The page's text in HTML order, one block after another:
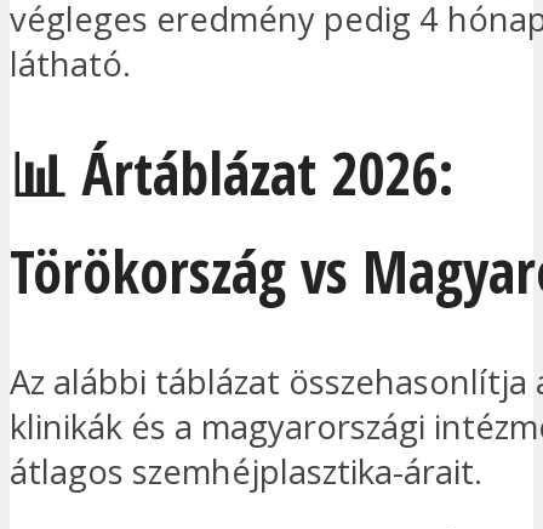
végleges eredmény pedig 4
látható.
📊 Ártáblázat 2026:
Törökország vs
Az alábbi táblázat összehasonlítja
klinikák és a magyarországi
átlagos szemhéjplasztika-árait.